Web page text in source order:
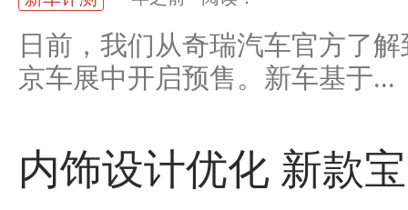
日前，我们从奇瑞汽车官方了
京车展中开启预售。新车基于...
内饰设计优化 新款